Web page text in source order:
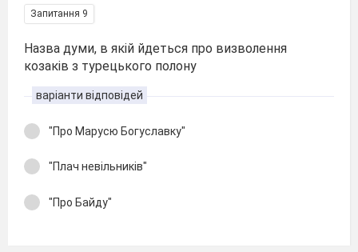
Запитання 9
Назва думи, в якій йдеться про визволення
козаків з турецького полону
варіанти відповідей
"Про Марусю Богуславку"
"Плач невільників"
"Про Байду"